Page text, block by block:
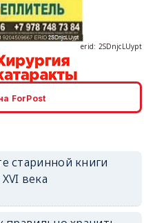
erid: 2SDnjcrDNw6
erid: 2SDnjdPjgYS
ForPost
старинной книги
века